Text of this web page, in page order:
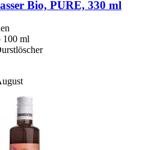
Bio, PURE, 330 ml
100 ml